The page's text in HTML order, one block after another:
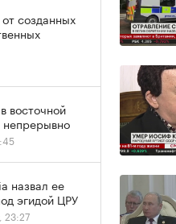
созданных
восточной
назвал ее
эгидой ЦРУ
23:27